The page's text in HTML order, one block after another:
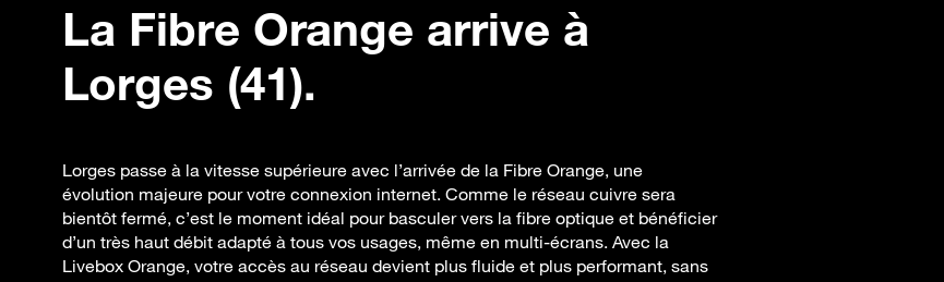
La Fibre Orange arrive à
Lorges (41).
Lorges passe à la vitesse supérieure avec l’arrivée de la Fibre Orange, une
évolution majeure pour votre connexion internet. Comme le réseau cuivre sera
bientôt fermé, c’est le moment idéal pour basculer vers la fibre optique et bénéficier
d’un très haut débit adapté à tous vos usages, même en multi-écrans. Avec la
Livebox Orange, votre accès au réseau devient plus fluide et plus performant, sans